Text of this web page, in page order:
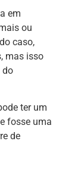
em
ou
caso,
mas isso
do
ter um
fosse uma
de